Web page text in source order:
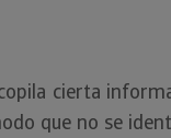
cierta
que no se